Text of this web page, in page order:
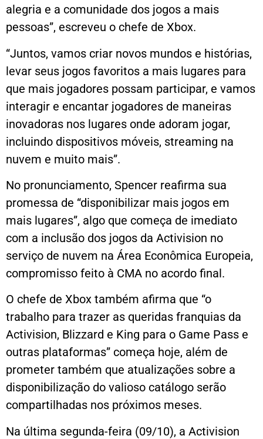
alegria e a comunidade dos jogos a mais
pessoas”, escreveu o chefe de Xbox.
“Juntos, vamos criar novos mundos e histórias,
levar seus jogos favoritos a mais lugares para
que mais jogadores possam participar, e vamos
interagir e encantar jogadores de maneiras
inovadoras nos lugares onde adoram jogar,
incluindo dispositivos móveis, streaming na
nuvem e muito mais”.
No pronunciamento, Spencer reafirma sua
promessa de “disponibilizar mais jogos em
mais lugares”, algo que começa de imediato
com a inclusão dos jogos da Activision no
serviço de nuvem na Área Econômica Europeia,
compromisso feito à CMA no acordo final.
O chefe de Xbox também afirma que “o
trabalho para trazer as queridas franquias da
Activision, Blizzard e King para o Game Pass e
outras plataformas” começa hoje, além de
prometer também que atualizações sobre a
disponibilização do valioso catálogo serão
compartilhadas nos próximos meses.
Na última segunda-feira (09/10), a Activision